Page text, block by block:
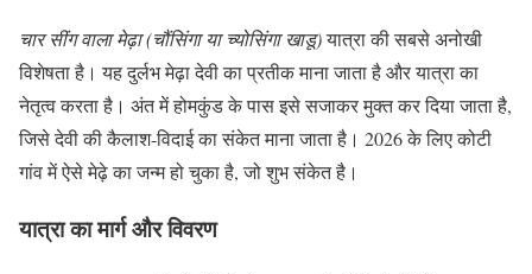
चार सींग वाला मेढ़ा (चौंसिंगा या च्योसिंगा खाडू)यात्रा की सबसे अनोखी
विशेषता है। यह दुर्लभ मेढ़ा देवी का प्रतीक माना जाता है और यात्रा का
नेतृत्व करता है। अंत में होमकुंड के पास इसे सजाकर मुक्त कर दिया जाता है,
जिसे देवी की कैलाश-विदाई का संकेत माना जाता है। 2026 के लिए कोटी
गांव में ऐसे मेढ़े का जन्म हो चुका है, जो शुभ संकेत है।
यात्रा का मार्ग और विवरण